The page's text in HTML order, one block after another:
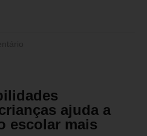
ajuda a
escolar mais